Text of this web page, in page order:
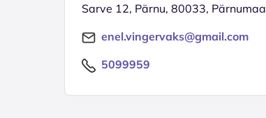
Sarve 12, Pärnu, 80033, Pärnumaa
enel.vingervaks@gmail.com
5099959